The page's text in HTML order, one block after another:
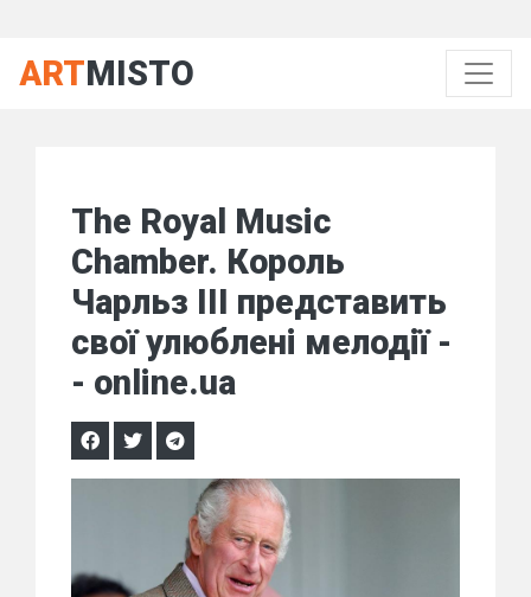
ARTMISTO
The Royal Music
Chamber. Король
Чарльз III представить
свої улюблені мелодії -
- online.ua